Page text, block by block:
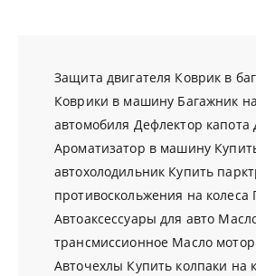
Защита двигателя Коврик в
Коврики в машину Багажник
автомобиля Дефлектор капота
Ароматизатор в машину
автохолодильник Купить
противоскольжения на колеса
Автоаксессуары для авто
трансмиссионное Масло
Авточехлы Купить колпаки на